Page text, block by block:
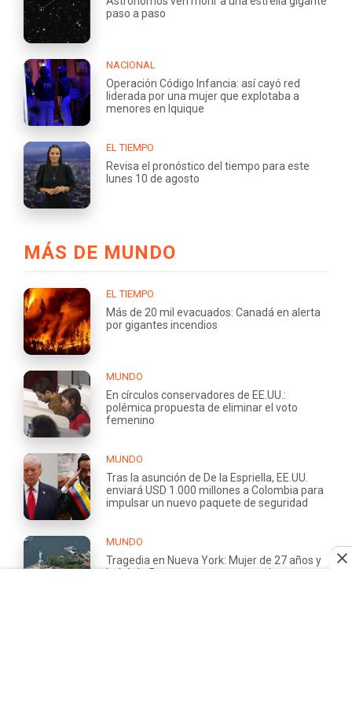
paso a paso
NACIONAL
Operación Código Infancia: así cayó red
liderada por una mujer que explotaba a
menores en Iquique
EL TIEMPO
Revisa el pronóstico del tiempo para este
lunes 10 de agosto
MÁS DE MUNDO
EL TIEMPO
Más de 20 mil evacuados: Canadá en alerta
por gigantes incendios
MUNDO
En círculos conservadores de EE.UU.:
polémica propuesta de eliminar el voto
femenino
MUNDO
Tras la asunción de De la Espriella, EE.UU.
enviará USD 1.000 millones a Colombia para
impulsar un nuevo paquete de seguridad
MUNDO
Tragedia en Nueva York: Mujer de 27 años y
bebé de 5 meses mueren tras volcar